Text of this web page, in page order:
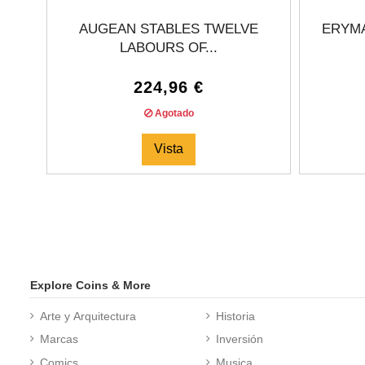
AUGEAN STABLES TWELVE
LABOURS OF...
224,96 €
Agotado
Vista
Explore Coins & More
Arte y Arquitectura
Marcas
Comics
Historia
Inversión
Musica